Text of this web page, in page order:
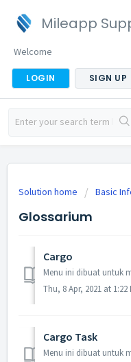
Mileapp
Welcome
LOGIN SIGN UP
Solution home Basic
Glossarium
Cargo
Thu, 8 Apr, 2021 at 1:22
Cargo Task